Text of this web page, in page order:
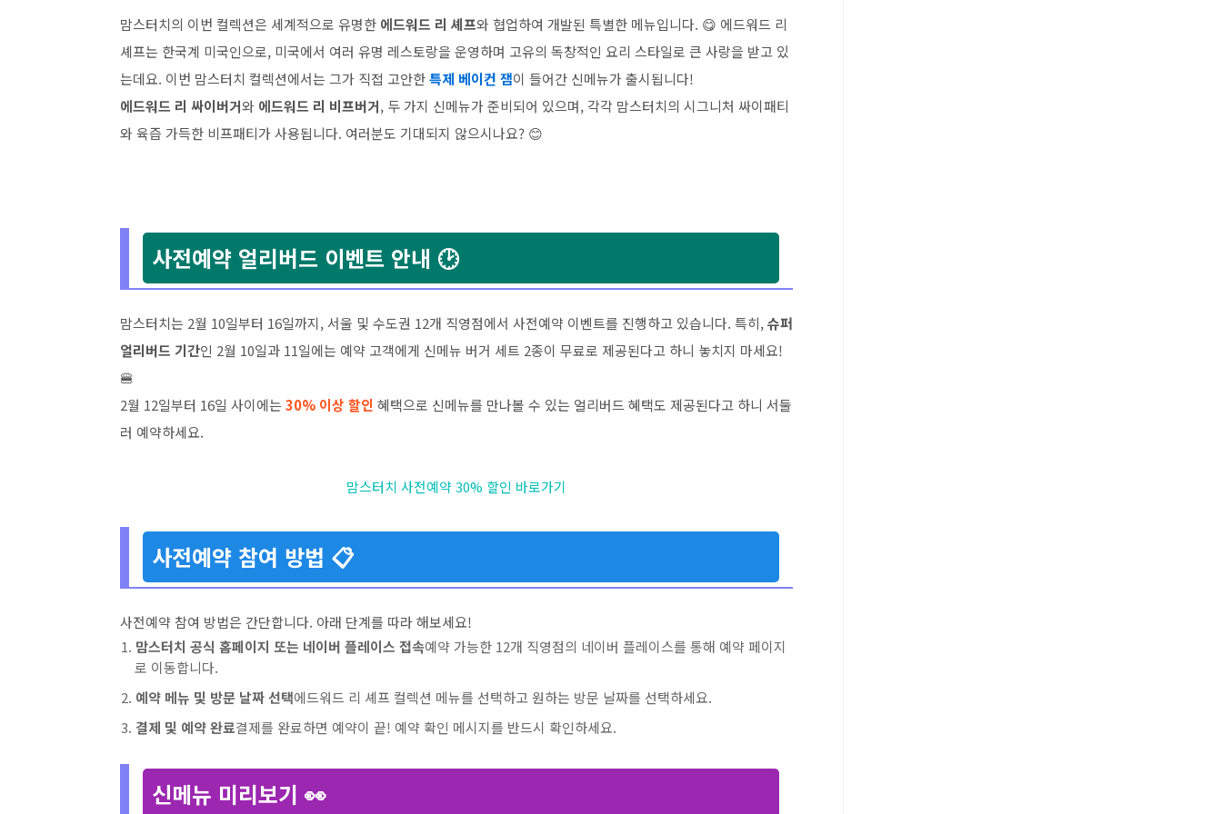
맘스터치의 이번 컬렉션은 세계적으로 유명한 에드워드 리 셰프와 협업하여 개발된 특별한 메뉴입니다. 😋 에드워드 리
셰프는 한국계 미국인으로, 미국에서 여러 유명 레스토랑을 운영하며 고유의 독창적인 요리 스타일로 큰 사랑을 받고 있
는데요. 이번 맘스터치 컬렉션에서는 그가 직접 고안한특제 베이컨 잼이 들어간 신메뉴가 출시됩니다!
에드워드 리 싸이버거와 에드워드 리 비프버거, 두 가지 신메뉴가 준비되어 있으며, 각각 맘스터치의 시그니처 싸이패티
와 육즙 가득한 비프패티가 사용됩니다. 여러분도 기대되지 않으시나요? 😊
사전예약 얼리버드 이벤트 안내 🕑
맘스터치는 2월 10일부터 16일까지, 서울 및 수도권 12개 직영점에서 사전예약 이벤트를 진행하고 있습니다. 특히,슈퍼
얼리버드 기간인 2월 10일과 11일에는 예약 고객에게 신메뉴 버거 세트 2종이 무료로 제공된다고 하니 놓치지 마세요!
🍔
2월 12일부터 16일 사이에는 30% 이상 할인 혜택으로 신메뉴를 만나볼 수 있는 얼리버드 혜택도 제공된다고 하니 서둘
러 예약하세요.
맘스터치 사전예약 30% 할인 바로가기
사전예약 참여 방법 📋
사전예약 참여 방법은 간단합니다. 아래 단계를 따라 해보세요!
맘스터치 공식 홈페이지 또는 네이버 플레이스 접속예약 가능한 12개 직영점의 네이버 플레이스를 통해 예약 페이지
로 이동합니다.
예약 메뉴 및 방문 날짜 선택에드워드 리 셰프 컬렉션 메뉴를 선택하고 원하는 방문 날짜를 선택하세요.
결제 및 예약 완료결제를 완료하면 예약이 끝! 예약 확인 메시지를 반드시 확인하세요.
신메뉴 미리보기 👀